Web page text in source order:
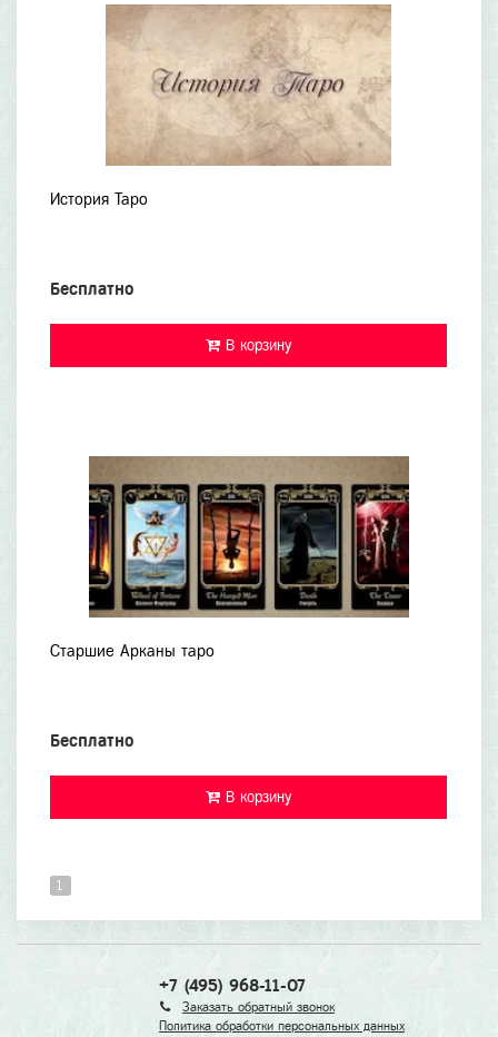
История Таро
Бесплатно
В корзину
Старшие Арканы таро
Бесплатно
В корзину
1
+7 (495) 968-11-07
Заказать обратный звонок
Политика обработки персональных данных